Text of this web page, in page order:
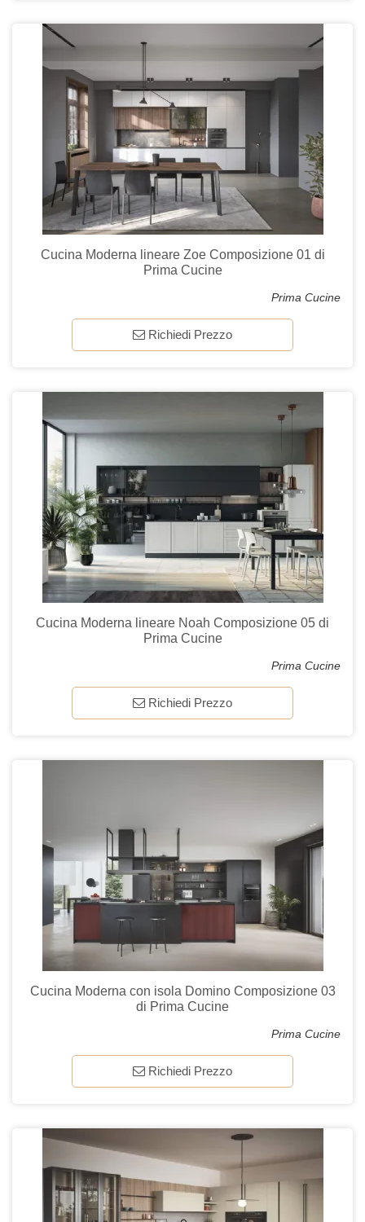
Cucina Moderna lineare Zoe Composizione 01 di
Prima Cucine
Prima Cucine
Richiedi Prezzo
Cucina Moderna lineare Noah Composizione 05 di
Prima Cucine
Prima Cucine
Richiedi Prezzo
Cucina Moderna con isola Domino Composizione 03
di Prima Cucine
Prima Cucine
Richiedi Prezzo